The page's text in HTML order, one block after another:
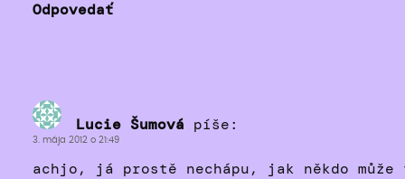
Odpovedať
Lucie Šumová píše:
3. mája 2012 o 21:49
achjo, já prostě nechápu, jak někdo může